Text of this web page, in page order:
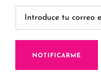
NOTIFICARME